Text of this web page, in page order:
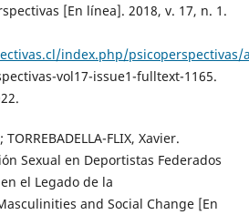
[En línea]. 2018, v. 17, n. 1.
index.php/psicoperspectivas/
vol17-issue1-fulltext-1165.
FLIX, Xavier.
Sexual en Deportistas Federados
el Legado de la
and Social Change [En